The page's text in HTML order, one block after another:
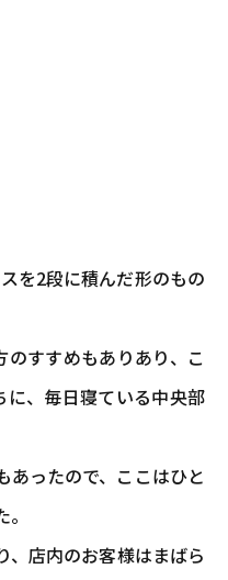
を2段に積んだ形のもの
すすめもありあり、こ
、毎日寝ている中央部
あったので、ここはひと
、店内のお客様はまばら